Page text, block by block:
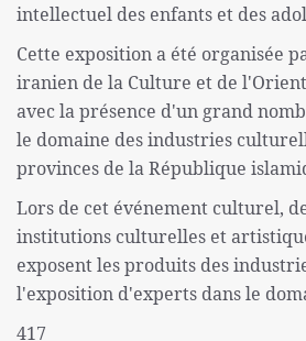
intellectuel des enfants et des
Cette exposition a été organisée
iranien de la Culture et de
avec la présence d'un grand
le domaine des industries
provinces de la République
Lors de cet événement culturel,
institutions culturelles et
exposent les produits des
l'exposition d'experts dans le
417